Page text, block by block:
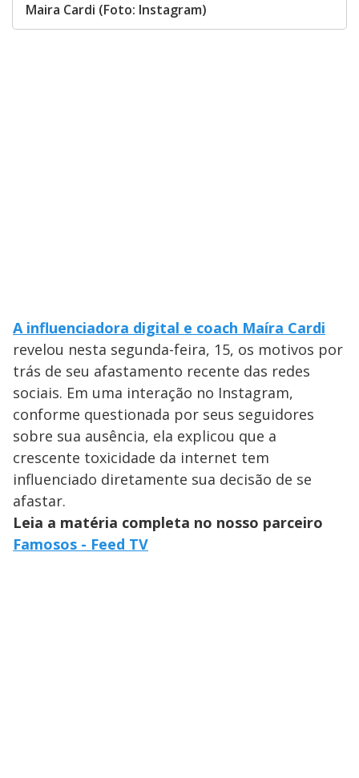
Maira Cardi (Foto: Instagram)
A influenciadora digital e coach Maíra Cardi
revelou nesta segunda-feira, 15, os motivos por
trás de seu afastamento recente das redes
sociais. Em uma interação no Instagram,
conforme questionada por seus seguidores
sobre sua ausência, ela explicou que a
crescente toxicidade da internet tem
influenciado diretamente sua decisão de se
afastar.
Leia a matéria completa no nosso parceiro
Famosos - Feed TV